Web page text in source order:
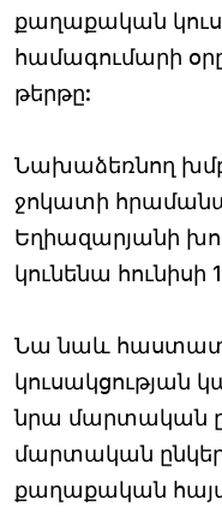
քաղաքական
համագումարի
թերթը:
Նախաձեռնող
ջոկատի
Եղիազարյանի
կունենա հունիսի
Նա նաև
կուսակցության
նրա մարտական
մարտական
քաղաքական